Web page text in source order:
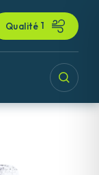
Qualité 1